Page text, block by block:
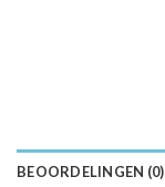
BEOORDELINGEN (0)